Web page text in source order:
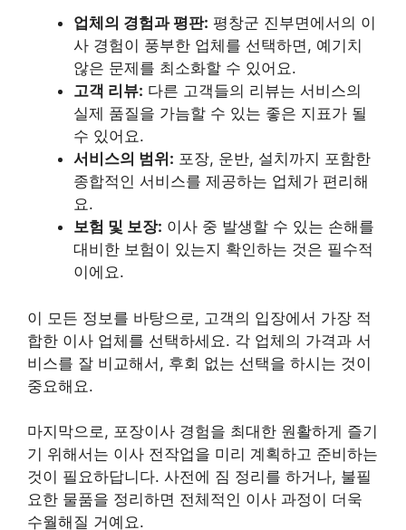
업체의 경험과 평판: 평창군 진부면에서의 이
사 경험이 풍부한 업체를 선택하면, 예기치
않은 문제를 최소화할 수 있어요.
고객 리뷰: 다른 고객들의 리뷰는 서비스의
실제 품질을 가늠할 수 있는 좋은 지표가 될
수 있어요.
서비스의 범위: 포장, 운반, 설치까지 포함한
종합적인 서비스를 제공하는 업체가 편리해
요.
보험 및 보장: 이사 중 발생할 수 있는 손해를
대비한 보험이 있는지 확인하는 것은 필수적
이에요.
이 모든 정보를 바탕으로, 고객의 입장에서 가장 적
합한 이사 업체를 선택하세요. 각 업체의 가격과 서
비스를 잘 비교해서, 후회 없는 선택을 하시는 것이
중요해요.
마지막으로, 포장이사 경험을 최대한 원활하게 즐기
기 위해서는 이사 전작업을 미리 계획하고 준비하는
것이 필요하답니다. 사전에 짐 정리를 하거나, 불필
요한 물품을 정리하면 전체적인 이사 과정이 더욱
수월해질 거예요.